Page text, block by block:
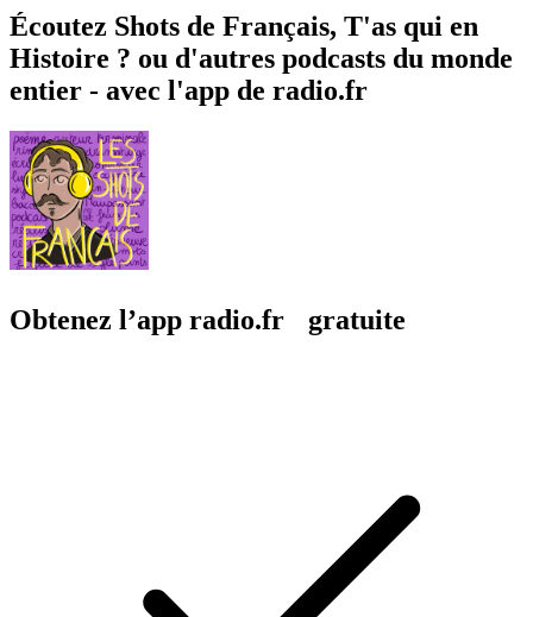
Écoutez Shots de Français, T'as qui en
Histoire ? ou d'autres podcasts du monde
entier - avec l'app de radio.fr
Obtenez l’app radio.fr gratuite